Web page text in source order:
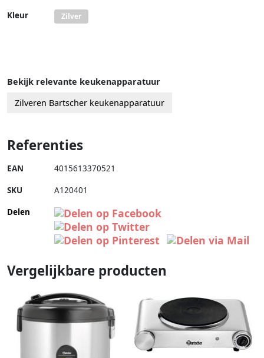
Kleur Zilver
Bekijk relevante keukenapparatuur
Zilveren Bartscher keukenapparatuur
Referenties
EAN 4015613370521
SKU A120401
Delen
Vergelijkbare producten